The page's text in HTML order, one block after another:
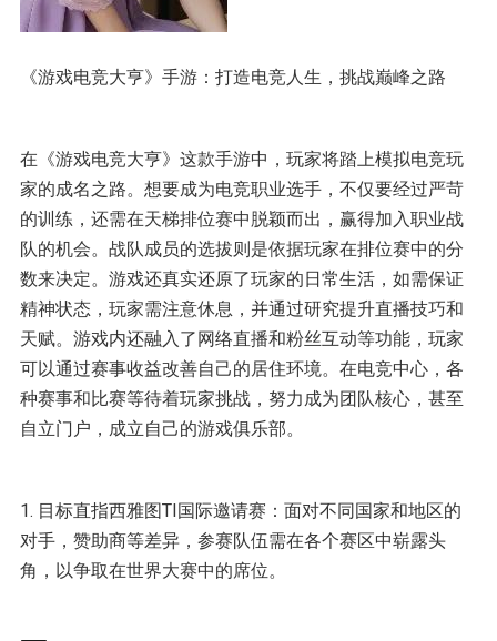
《游戏电竞大亨》手游：打造电竞人生，挑战巅峰之路
在《游戏电竞大亨》这款手游中，玩家将踏上模拟电竞玩
家的成名之路。想要成为电竞职业选手，不仅要经过严苛
的训练，还需在天梯排位赛中脱颖而出，赢得加入职业战
队的机会。战队成员的选拔则是依据玩家在排位赛中的分
数来决定。游戏还真实还原了玩家的日常生活，如需保证
精神状态，玩家需注意休息，并通过研究提升直播技巧和
天赋。游戏内还融入了网络直播和粉丝互动等功能，玩家
可以通过赛事收益改善自己的居住环境。在电竞中心，各
种赛事和比赛等待着玩家挑战，努力成为团队核心，甚至
自立门户，成立自己的游戏俱乐部。
1. 目标直指西雅图TI国际邀请赛：面对不同国家和地区的
对手，赞助商等差异，参赛队伍需在各个赛区中崭露头
角，以争取在世界大赛中的席位。